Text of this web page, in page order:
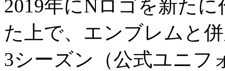
2019年にNロゴを新た
た上で、エンブレムと
3シーズン（公式ユニフ